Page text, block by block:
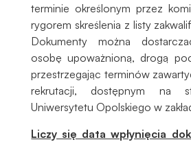
terminie określonym przez
rygorem skreślenia z listy
Dokumenty można
osobę upoważnioną, drogą
przestrzegając terminów
rekrutacji, dostępnym na
Uniwersytetu Opolskiego w
Liczy się data wpłynięcia